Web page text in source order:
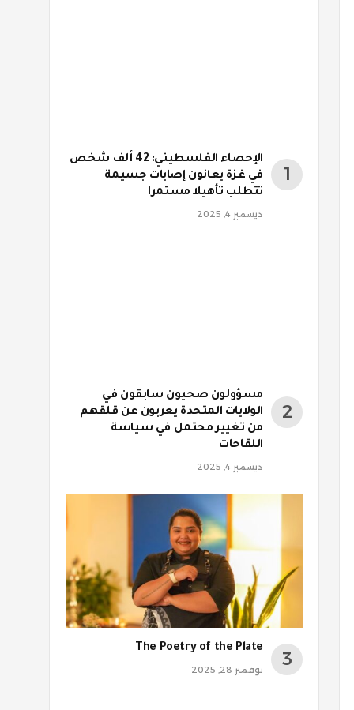
الإحصاء الفلسطيني: 42 ألف شخص
في غزة يعانون إصابات جسيمة
تتطلب تأهيلا مستمرا
ديسمبر 4, 2025
مسؤولون صحيون سابقون في
الولايات المتحدة يعربون عن قلقهم
من تغيير محتمل في سياسة
اللقاحات
ديسمبر 4, 2025
The Poetry of the Plate
نوفمبر 28, 2025